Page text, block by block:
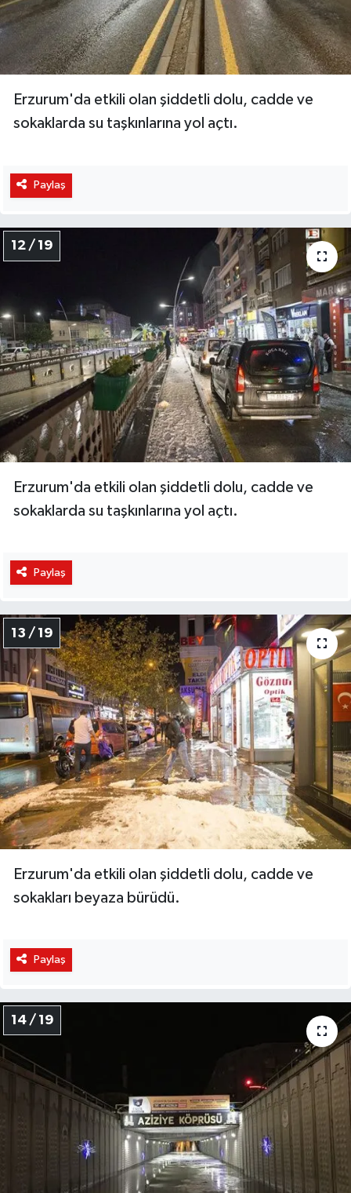
Erzurum'da etkili olan şiddetli dolu, cadde ve
sokaklarda su taşkınlarına yol açtı.
Paylaş
12 / 19
Erzurum'da etkili olan şiddetli dolu, cadde ve
sokaklarda su taşkınlarına yol açtı.
Paylaş
13 / 19
Erzurum'da etkili olan şiddetli dolu, cadde ve
sokakları beyaza bürüdü.
Paylaş
14 / 19